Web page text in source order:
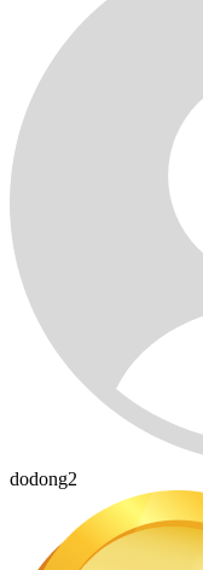
dodong2